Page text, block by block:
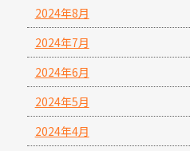
2024年8月
2024年7月
2024年6月
2024年5月
2024年4月